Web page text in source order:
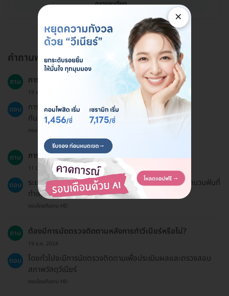
ดูรายละเอียด
คำถามพบบ่อย
ถาม การทำวีเนียร์เหมาะกับทุกกลุ่มอายุหรือไม่?
19 ธ.ค. 2024
ตอบ
การทำวีเนียร์สามารถทำได้ในทุกกลุ่มอายุ แต่ควรปรึกษา
ทันตแพทย์ก่อนทำ
ตอบโดยทีมงาน HD
ถาม การทำวีเนียร์ใช้เวลานานแค่ไหน?
11 มิ.ย. 2024
ตอบ
ระยะเวลาที่ใช้ในการทำวีเนียร์จะแตกต่างกันไปขึ้นอยู่กับจำนวนฟันที่
ทำและความซับซ้อนของกรณี
ตอบโดยทีมงาน HD
ถาม ต้องมีการนัดตรวจติดตามหลังการทำวีเนียร์หรือไม่?
19 ธ.ค. 2024
ตอบ
โดยทั่วไปจะมีการนัดตรวจติดตามเพื่อประเมินผลและตรวจสอบ
สภาพวัสดุวีเนียร์
ตอบโดยทีมงาน HD
×